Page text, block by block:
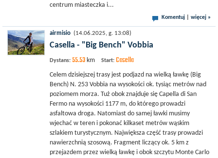
centrum miasteczka i...
Komentuj więcej »
airmisio (14.06.2025, g. 13:08)
Casella - "Big Bench" Vobbia
Dystans: 55.53 km Start: Casella
Celem dzisiejszej trasy jest podjazd na wielką ławkę (Big
Bench) N. 253 Vobbia na wysokości ok. tysiąc metrów nad
poziomem morza. Tuż obok znajduje się Capella di San
Fermo na wysokości 1177 m, do którego prowadzi
asfaltowa droga. Natomiast do samej ławki musimy
wjechać w teren i pokonać kilkaset metrów wąskim
szlakiem turystycznym. Największa część trasy prowadzi
nawierzchnią szosową. Fragment liczący ok. 5 km z
przejazdem przez wielką ławkę i obok szczytu Monte Carlo